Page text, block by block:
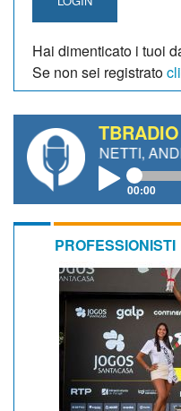
Hai dimenticato i tuoi
Se non sei registrato
TBRADIO
GIANETTI, ANDREA
00:00
PROFESSIONISTI